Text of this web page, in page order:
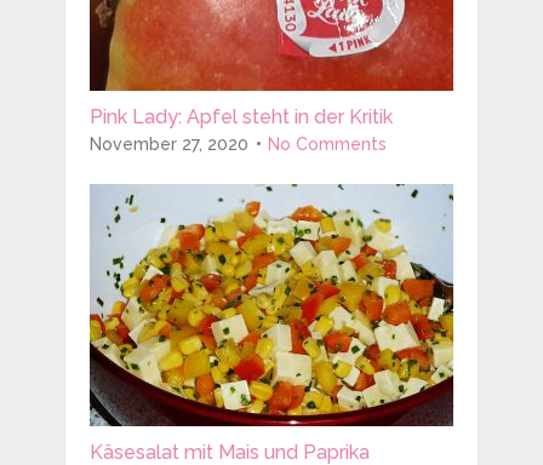
Pink Lady: Apfel steht in der Kritik
November 27, 2020 No Comments
Käsesalat mit Mais und Paprika